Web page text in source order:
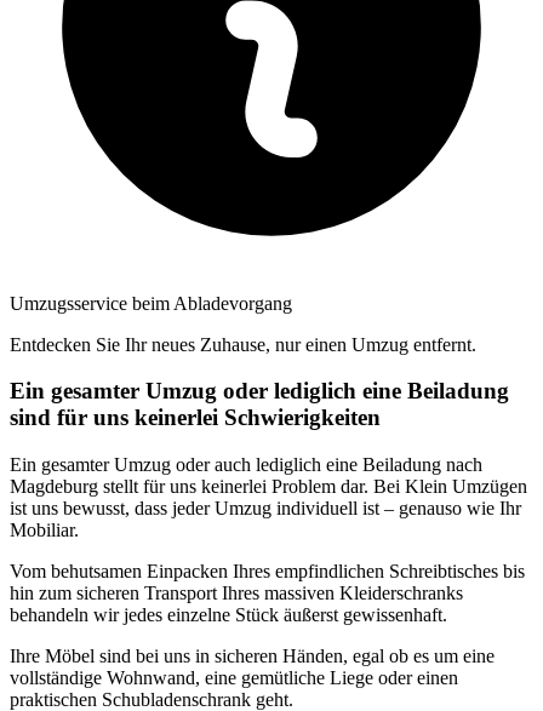
Umzugsservice beim Abladevorgang
Entdecken Sie Ihr neues Zuhause, nur einen Umzug entfernt.
Ein gesamter Umzug oder lediglich eine Beiladung
sind für uns keinerlei Schwierigkeiten
Ein gesamter Umzug oder auch lediglich eine Beiladung nach
Magdeburg stellt für uns keinerlei Problem dar. Bei Klein Umzügen
ist uns bewusst, dass jeder Umzug individuell ist – genauso wie Ihr
Mobiliar.
Vom behutsamen Einpacken Ihres empfindlichen Schreibtisches bis
hin zum sicheren Transport Ihres massiven Kleiderschranks
behandeln wir jedes einzelne Stück äußerst gewissenhaft.
Ihre Möbel sind bei uns in sicheren Händen, egal ob es um eine
vollständige Wohnwand, eine gemütliche Liege oder einen
praktischen Schubladenschrank geht.